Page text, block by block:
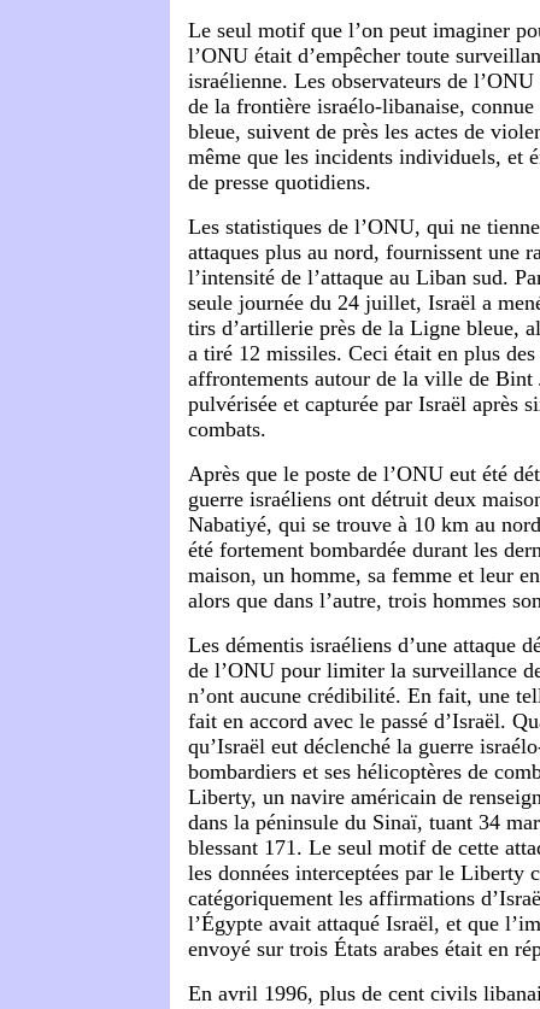
Le seul motif que l’on peut imaginer
l’ONU était d’empêcher toute
israélienne. Les observateurs de
de la frontière israélo-libanaise,
bleue, suivent de près les actes de
même que les incidents individuels, et
de presse quotidiens.
Les statistiques de l’ONU, qui ne
attaques plus au nord, fournissent une
l’intensité de l’attaque au Liban sud.
seule journée du 24 juillet, Israël a
tirs d’artillerie près de la Ligne bleue,
a tiré 12 missiles. Ceci était en plus
affrontements autour de la ville de Bint
pulvérisée et capturée par Israël après
combats.
Après que le poste de l’ONU eut été
guerre israéliens ont détruit deux
Nabatiyé, qui se trouve à 10 km au
été fortement bombardée durant les
maison, un homme, sa femme et leur
alors que dans l’autre, trois hommes
Les démentis israéliens d’une attaque
de l’ONU pour limiter la surveillance
n’ont aucune crédibilité. En fait, une
fait en accord avec le passé d’Israël.
qu’Israël eut déclenché la guerre
bombardiers et ses hélicoptères de
Liberty, un navire américain de
dans la péninsule du Sinaï, tuant 34
blessant 171. Le seul motif de cette
les données interceptées par le Liberty
catégoriquement les affirmations
l’Égypte avait attaqué Israël, et que
envoyé sur trois États arabes était en
En avril 1996, plus de cent civils